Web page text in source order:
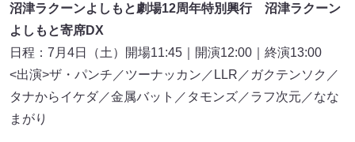
沼津ラクーンよしもと劇場12周年特別興行 沼津ラクーン
よしもと寄席DX
日程：7月4日（土）開場11:45｜開演12:00｜終演13:00
<出演>ザ・パンチ／ツーナッカン／LLR／ガクテンソク／
タナからイケダ／金属バット／タモンズ／ラフ次元／なな
まがり